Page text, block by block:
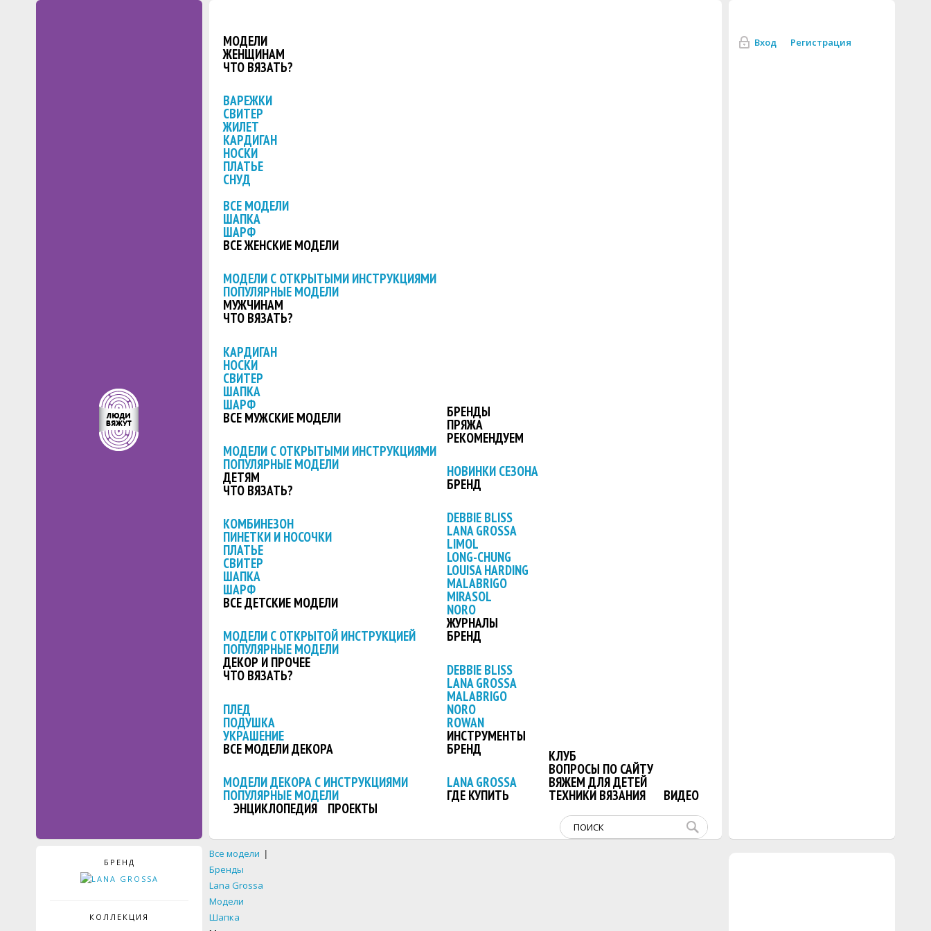
МОДЕЛИ
ЖЕНЩИНАМ
ЧТО ВЯЗАТЬ?
ВАРЕЖКИ
СВИТЕР
ЖИЛЕТ
КАРДИГАН
НОСКИ
ПЛАТЬЕ
СНУД
ВСЕ МОДЕЛИ
ШАПКА
ШАРФ
ВСЕ ЖЕНСКИЕ МОДЕЛИ
МОДЕЛИ С ОТКРЫТЫМИ ИНСТРУКЦИЯМИ
ПОПУЛЯРНЫЕ МОДЕЛИ
МУЖЧИНАМ
ЧТО ВЯЗАТЬ?
КАРДИГАН
НОСКИ
СВИТЕР
ШАПКА
ШАРФ
ВСЕ МУЖСКИЕ МОДЕЛИ
МОДЕЛИ С ОТКРЫТЫМИ ИНСТРУКЦИЯМИ
ПОПУЛЯРНЫЕ МОДЕЛИ
ДЕТЯМ
ЧТО ВЯЗАТЬ?
КОМБИНЕЗОН
ПИНЕТКИ И НОСОЧКИ
ПЛАТЬЕ
СВИТЕР
ШАПКА
ШАРФ
ВСЕ ДЕТСКИЕ МОДЕЛИ
МОДЕЛИ С ОТКРЫТОЙ ИНСТРУКЦИЕЙ
ПОПУЛЯРНЫЕ МОДЕЛИ
ДЕКОР И ПРОЧЕЕ
ЧТО ВЯЗАТЬ?
ПЛЕД
ПОДУШКА
УКРАШЕНИЕ
ВСЕ МОДЕЛИ ДЕКОРА
МОДЕЛИ ДЕКОРА С ИНСТРУКЦИЯМИ
ПОПУЛЯРНЫЕ МОДЕЛИ
БРЕНДЫ
ПРЯЖА
РЕКОМЕНДУЕМ
НОВИНКИ СЕЗОНА
БРЕНД
DEBBIE BLISS
LANA GROSSA
LIMOL
LONG-CHUNG
LOUISA HARDING
MALABRIGO
MIRASOL
NORO
ЖУРНАЛЫ
БРЕНД
DEBBIE BLISS
LANA GROSSA
MALABRIGO
NORO
ROWAN
ИНСТРУМЕНТЫ
БРЕНД
LANA GROSSA
ГДЕ КУПИТЬ
КЛУБ
ВОПРОСЫ ПО САЙТУ
ВЯЖЕМ ДЛЯ ДЕТЕЙ
ТЕХНИКИ ВЯЗАНИЯ ВИДЕО
ЭНЦИКЛОПЕДИЯ ПРОЕКТЫ
Вход Регистрация
БРЕНД
КОЛЛЕКЦИЯ
Все модели |
Бренды
Lana Grossa
Модели
Шапка